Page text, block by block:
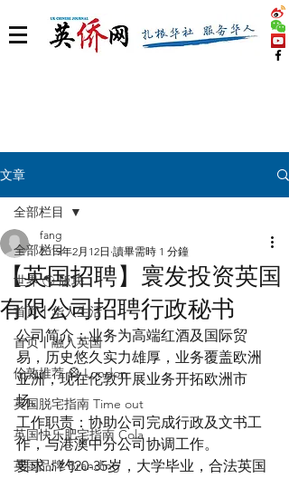
文章
全部栏目
世界 🌎 版块
首页丨华人生活
首页丨融入英国
伦敦推荐 🎡 London
英国脱宅指南 Time out
英国快乐肥宅指南 Cola
英国品牌 Branding
全部栏目
【英国招聘】寰发投资英国
有限公司招聘行政秘书
fang
2019年2月12日 讀畢需時 1 分鐘
公司简介：业务为高端红酒及国际贸
易，历史悠久实力雄厚，业务覆盖欧洲
亚洲，现在伦敦开展业务开拓欧洲市
场。
工作职责：协助公司完成行政及文书工
作，与港澳中分公司协调工作。
要求：约20-35岁，大学毕业，合法英国